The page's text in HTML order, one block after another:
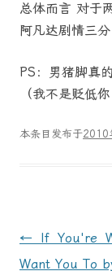
总体而言 对于
阿凡达剧情三
PS：男猪脚真
（我不是贬低
本条目发布于2010
文
章
← If You're
Want You To